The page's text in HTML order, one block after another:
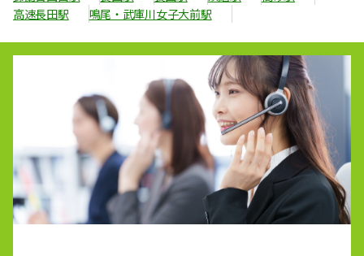
高速長田駅
鳴尾・武庫川女子大前駅